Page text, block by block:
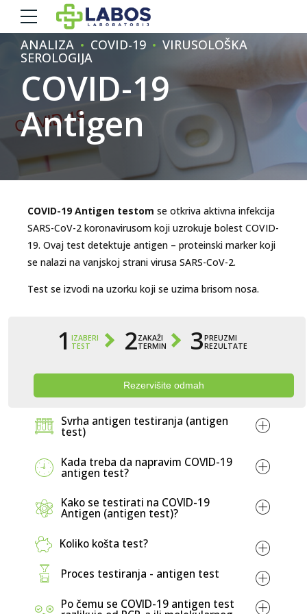
ANALIZA COVID-19 VIRUSOLOŠKA
SEROLOGIJA
COVID-19
Antigen
COVID-19 Antigen testom se otkriva aktivna infekcija
SARS-CoV-2 koronavirusom koji uzrokuje bolest COVID-
19. Ovaj test detektuje antigen – proteinski marker koji
se nalazi na vanjskoj strani virusa SARS-CoV-2.
Test se izvodi na uzorku koji se uzima brisom nosa.
1IZABERI
TEST
2ZAKAŽI
TERMIN
3PREUZMI
REZULTATE
Rezervišite odmah
Svrha antigen testiranja (antigen
test)
Dijagnosticiranje
Kada treba da napravim COVID-19
antigen test?
Kako se testirati na COVID-19
Antigen (antigen test)?
Koliko košta test?
Cijena COVID-19 antigen testa
laboratorij
20,00 KM.
Proces testiranja - antigen test
Po čemu se COVID-19 antigen test